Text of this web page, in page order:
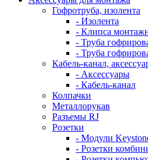
Гофротруба, изолента
- Изолента
- Клипса
- Труба
- Труба
Кабель-канал,
- Аксессуары
- Кабель-канал
Колпачки
Металлорукав
Разъемы RJ
Розетки
- Модули
- Розетки